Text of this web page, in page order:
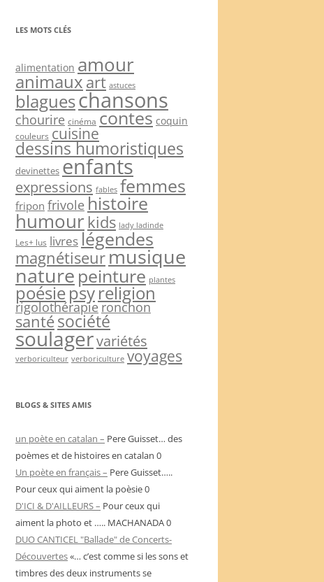
LES MOTS CLÉS
alimentation amour
animauxart astuces
blagueschansons
chourire cinéma contes coquin
couleurs cuisine
dessins humoristiques
devinettes enfants
expressions fables femmes
fripon frivole histoire
humour kids lady ladinde
Les+ lus livreslégendes
magnétiseurmusique
naturepeinture plantes
poésiepsyreligion
rigolothérapieronchon
santésociété
soulagervariétés
verboriculteur verboriculture voyages
BLOGS & SITES AMIS
un poète en catalan – Pere Guisset… des
poèmes et de histoires en catalan 0
Un poète en français – Pere Guisset…..
Pour ceux qui aiment la poèsie 0
D'ICI & D'AILLEURS – Pour ceux qui
aiment la photo et ….. MACHANADA 0
DUO CANTICEL "Ballade" de Concerts-
Découvertes«… c’est comme si les sons et
timbres des deux instruments se